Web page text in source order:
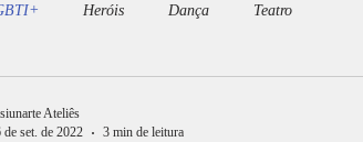
Heróis Dança Teatro
Ateliês
de set. de 2022
3 min de leitura